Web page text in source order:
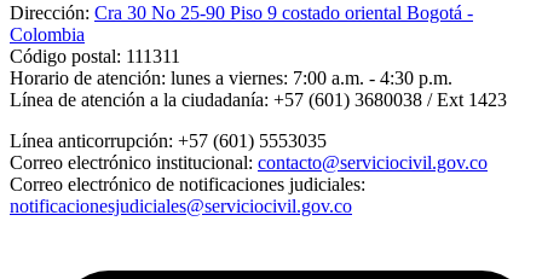
Dirección: Cra 30 No 25-90 Piso 9 costado oriental Bogotá -
Colombia
Código postal: 111311
Horario de atención: lunes a viernes: 7:00 a.m. - 4:30 p.m.
Línea de atención a la ciudadanía: +57 (601) 3680038 / Ext 1423
Línea anticorrupción: +57 (601) 5553035
Correo electrónico institucional: contacto@serviciocivil.gov.co
Correo electrónico de notificaciones judiciales:
notificacionesjudiciales@serviciocivil.gov.co